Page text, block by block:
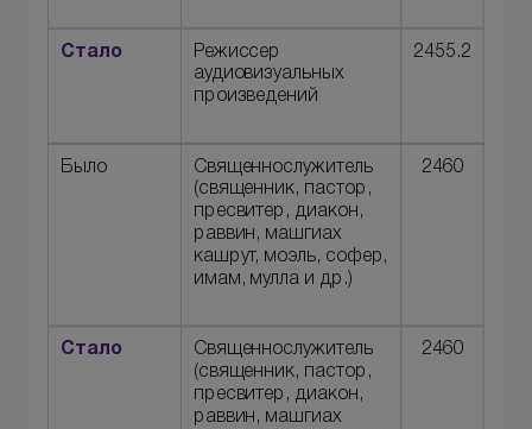
Стало Режиссер
аудиовизуальных
произведений
2455.2
Было
Священнослужитель
(священник, пастор,
пресвитер, диакон,
раввин, машгиах
кашрут, моэль, софер,
имам, мулла и др.)
2460
Стало Священнослужитель
(священник, пастор,
пресвитер, диакон,
раввин, машгиах
2460